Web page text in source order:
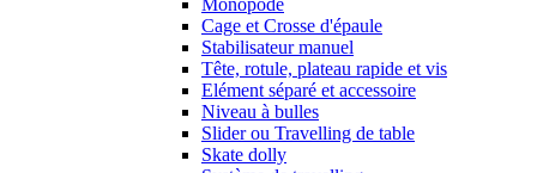
Monopode
Cage et Crosse d'épaule
Stabilisateur manuel
Tête, rotule, plateau rapide et vis
Elément séparé et accessoire
Niveau à bulles
Slider ou Travelling de table
Skate dolly